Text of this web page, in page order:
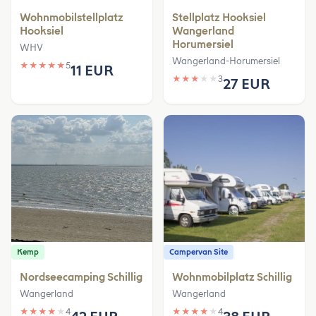
Wohnmobilstellplatz
Hooksiel
WHV
★ ★ ★ ★ ★511 EUR
Stellplatz Hooksiel
Wangerland
Horumersiel
Wangerland-Horumersiel
★ ★ ★ ★ ★ 327 EUR
Kemp
Nordseecamping Schillig
Wangerland
★ ★ ★ ★ ★ 4
Campervan Site
Wohnmobilplatz Schillig
Wangerland
★ ★ ★ ★ ★ 4